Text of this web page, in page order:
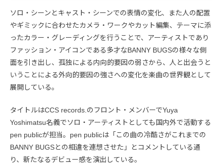
ソロ・シーンとキャスト・シーンでの表情の変化、また人の配置
やギミックに合わせたカメラ・ワークやカット編集、テーマに添
ったカラー・グレーディングを行うことで、アーティストであり
ファッション・アイコンである多才なBANNY BUGSの様々な側
面を引き出し、孤独による内向的要因の弱さから、人と出会うと
いうことによる外向的要因の強さへの変化を楽曲の世界観として
展開している。
タイトルはCCS records.のフロント・メンバーでYuya
Yoshimatsu名義でソロ・アーティストとしても国内外で活動する
pen publicが担当。pen publicは「この曲の冷酷さがこれまでの
BANNY BUGSとの相違を連想させた」とコメントしている通
り、新たなるデビュー感を演出している。